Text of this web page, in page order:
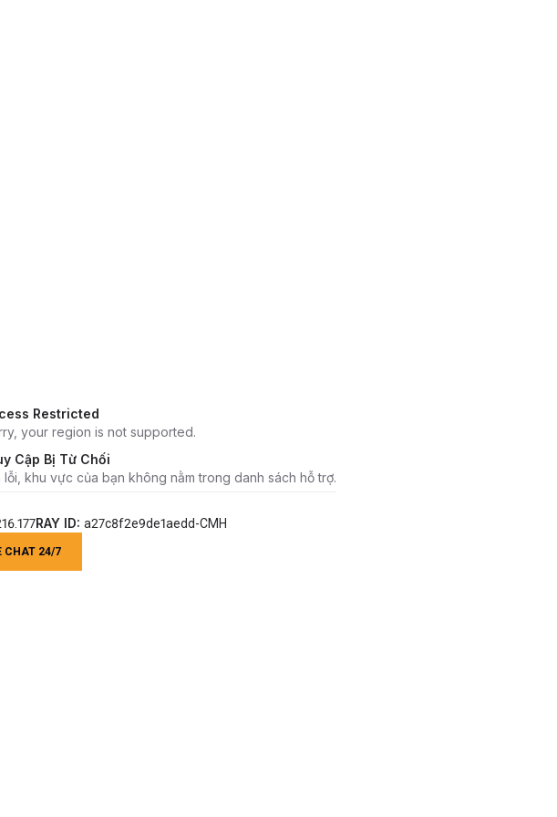
Restricted
your region is not supported.
Cập Bị Từ Chối
lỗi, khu vực của bạn không nằm trong danh sách hỗ trợ.
RAY ID: a27c8f2e9de1aedd-CMH
CHAT 24/7